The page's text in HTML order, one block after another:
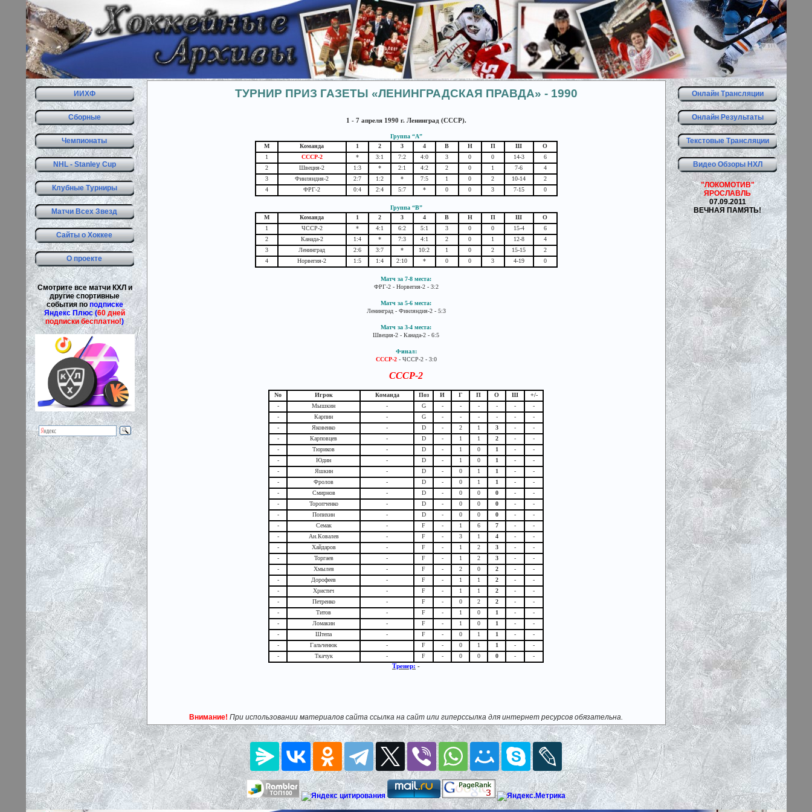
ИИХФ
Сборные
Чемпионаты
NHL - Stanley Cup
Клубные Турниры
Матчи Всех Звезд
Сайты о Хоккее
О проекте
Смотрите все матчи КХЛ и
другие спортивные
события поподписке
Яндекс Плюс (60 дней
подписки бесплатно!)
Онлайн Трансляции
Онлайн Результаты
Текстовые Трансляции
Видео Обзоры НХЛ
"ЛОКОМОТИВ"
ЯРОСЛАВЛЬ
07.09.2011
ВЕЧНАЯ ПАМЯТЬ!
ТУРНИР ПРИЗ ГАЗЕТЫ «ЛЕНИНГРАДСКАЯ ПРАВДА» - 1990
1 - 7 апреля 1990 г. Ленинград (СССР).
Группа “А”
М
Команда 1 2 3 4 В Н П Ш
О
1
СССР-2 * 3:1 7:2 4:0 3 0 0 14-3
6
2
Швеция-2 1:3 * 2:1 4:2 2 0 1 7-6
4
3
Финляндия-2 2:7 1:2 * 7:5 1 0 2 10-14
2
4
ФРГ-2 0:4 2:4 5:7 * 0 0 3 7-15 0
Группа “В”
М
Команда 1 2 3 4 В Н П Ш
О
1
ЧССР-2 * 4:1 6:2 5:1 3 0 0 15-4
6
2
Канада-2 1:4 * 7:3 4:1 2 0 1 12-8
4
3
Ленинград 2:6 3:7 * 10:2 1 0 2 15-15
2
4
Норвегия-2 1:5 1:4 2:10 * 0 0 3 4-19 0
Матч за 7-8 места:
ФРГ-2 - Норвегия-2 - 3:2
Матч за 5-6 места:
Ленинград - Финляндия-2 - 5:3
Матч за 3-4 места:
Швеция-2 - Канада-2 - 6:5
Финал:
СССР-2- ЧССР-2 - 3:0
СССР-2
No Игрок Команда Поз И Г П О Ш
+/-
-
Мышкин - G - - - - -
-
-
Карпин - G - - - - -
-
-
Яковенко - D - 2 1 3 -
-
-
Карповцев - D - 1 1 2 -
-
-
Тюриков - D - 1 0 1 -
-
-
Юдин - D - 1 0 1 -
-
-
Яшкин - D - 0 1 1 -
-
-
Фролов - D - 0 1 1 -
-
-
Смирнов - D - 0 0 0 -
-
-
Торопченко - D - 0 0 0 -
-
-
Попихин - D - 0 0 0 -
-
-
Семак - F - 1 6 7 -
-
-
Ан.Ковалев - F - 3 1 4 -
-
-
Хайдаров - F - 1 2 3 -
-
-
Торгаев - F - 1 2 3 -
-
-
Хмылев - F - 2 0 2 -
-
-
Дорофеев - F - 1 1 2 -
-
-
Христич - F - 1 1 2 -
-
-
Петренко - F - 0 2 2 -
-
-
Титов - F - 1 0 1 -
-
-
Ломакин - F - 1 0 1 -
-
-
Штепа - F - 0 1 1 -
-
-
Гальченюк - F - 0 1 1 -
-
-
Ткачук - F - 0 0 0 -
-
Тренер: -
Внимание! При использовании материалов сайта ссылка на сайт или гиперссылка для интернет ресурсов обязательна.